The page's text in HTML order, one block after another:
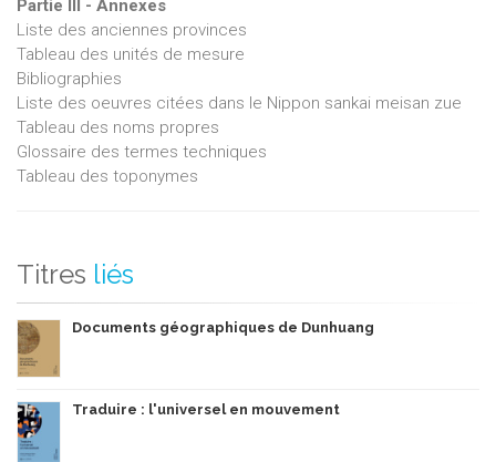
Partie III - Annexes
Liste des anciennes provinces
Tableau des unités de mesure
Bibliographies
Liste des oeuvres citées dans le Nippon sankai meisan zue
Tableau des noms propres
Glossaire des termes techniques
Tableau des toponymes
Titres liés
Documents géographiques de Dunhuang
Traduire : l'universel en mouvement